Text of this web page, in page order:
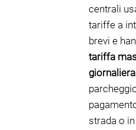
centrali
tariffe a
brevi e
tariffa
giornaliera
strada o